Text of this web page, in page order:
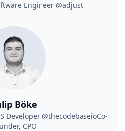
Engineer @adjust
Böke
Developer @thecodebaseioCo-
CPO